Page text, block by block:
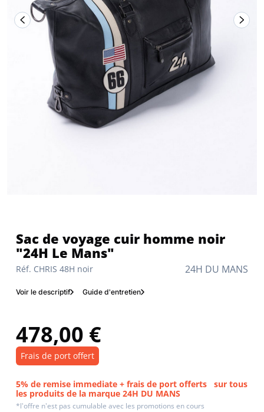
24H DU MANS
Réf. CHRIS 48H noir
Sac de voyage cuir homme noir
"24H Le Mans"
Voir le descriptif Guide d'entretien
478,00 €
Frais de port offert
5% de remise immediate + frais de port offerts sur tous
les produits de la marque 24H DU MANS
*l'offre n'est pas cumulable avec les promotions en cours